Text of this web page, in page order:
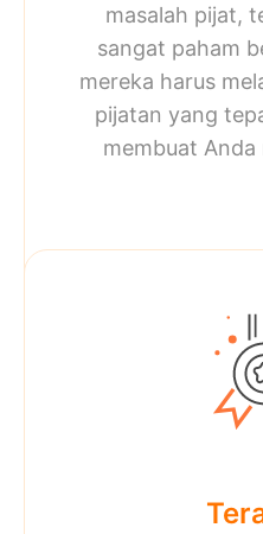
masalah pijat,
sangat paham
mereka harus
pijatan yang
membuat Anda